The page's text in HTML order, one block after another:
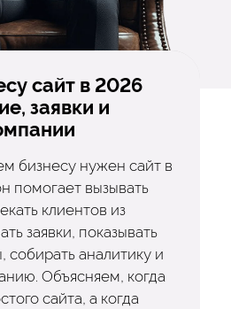
сайт в 2026
заявки и
бизнесу нужен сайт в
помогает вызывать
клиентов из
заявки, показывать
собирать аналитику и
Объясняем, когда
сайта, а когда